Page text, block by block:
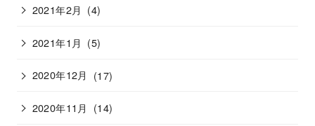
2021年2月 (4)
2021年1月 (5)
2020年12月 (17)
2020年11月 (14)